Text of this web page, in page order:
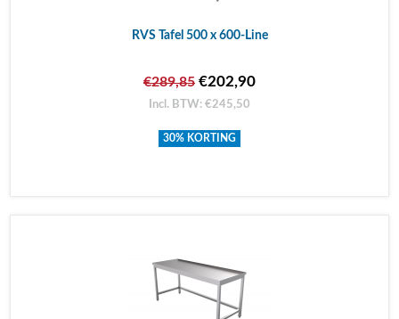
RVS Tafel 500 x 600-Line
€289,85 €202,90
Incl. BTW: €245,50
30% KORTING